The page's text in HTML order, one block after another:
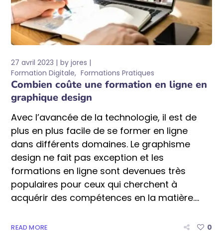
27 avril 2023 byjores
Formation Digitale Formations Pratiques
Combien coûte une formation en ligne en
graphique design
Avec l’avancée de la technologie, il est de
plus en plus facile de se former en ligne
dans différents domaines. Le graphisme
design ne fait pas exception et les
formations en ligne sont devenues très
populaires pour ceux qui cherchent à
acquérir des compétences en la matière....
READ MORE 0